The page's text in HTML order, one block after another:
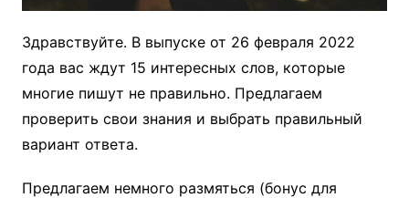
Здравствуйте. В выпуске от 26 февраля 2022
года вас ждут 15 интересных слов, которые
многие пишут не правильно. Предлагаем
проверить свои знания и выбрать правильный
вариант ответа.
Предлагаем немного размяться (бонус для